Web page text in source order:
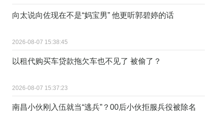
向太说向佐现在不是“妈宝男” 他更听郭碧婷的话
2026-08-07 15:38:45
以租代购买车贷款拖欠车也不见了 被偷了？
2026-08-07 15:37:23
南昌小伙刚入伍就当“逃兵”？00后小伙拒服兵役被除名